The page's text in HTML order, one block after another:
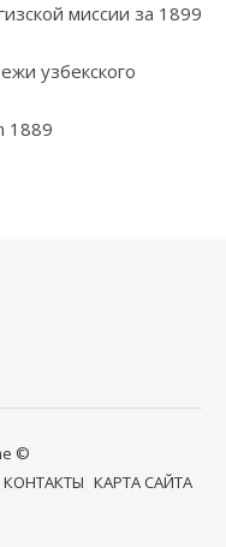
миссии за 1899
узбекского
1889
©
КОНТАКТЫ КАРТА САЙТА